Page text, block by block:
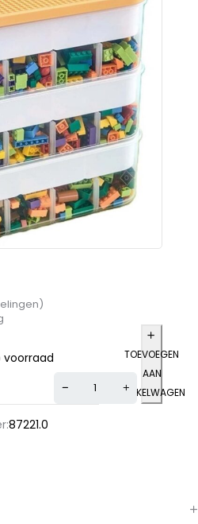
voorraad
TOEVOEGEN
AAN
WINKELWAGEN
Alternative:
87221.0